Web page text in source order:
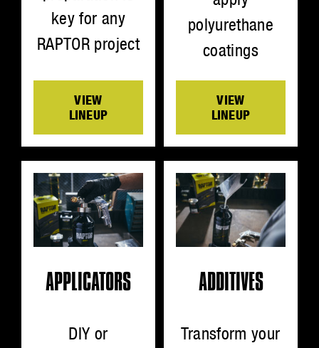
key for any
RAPTOR project
VIEW
LINEUP
polyurethane
coatings
VIEW
LINEUP
APPLICATORS
DIY or
ADDITIVES
Transform your